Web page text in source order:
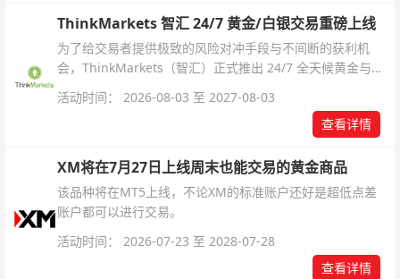
ThinkMarkets 智汇 24/7 黄金/白银交易重磅上线
为了给交易者提供极致的风险对冲手段与不间断的获利机
会，ThinkMarkets（智汇）正式推出 24/7 全天候黄金与白
杆配置、支持软件及交易细则。
活动时间： 2026-08-03 至 2027-08-03
查看详情
XM将在7月27日上线周末也能交易的黄金商品
该品种将在MT5上线，不论XM的标准账户还好是超低点差
账户都可以进行交易。
活动时间： 2026-07-23 至 2028-07-28
查看详情